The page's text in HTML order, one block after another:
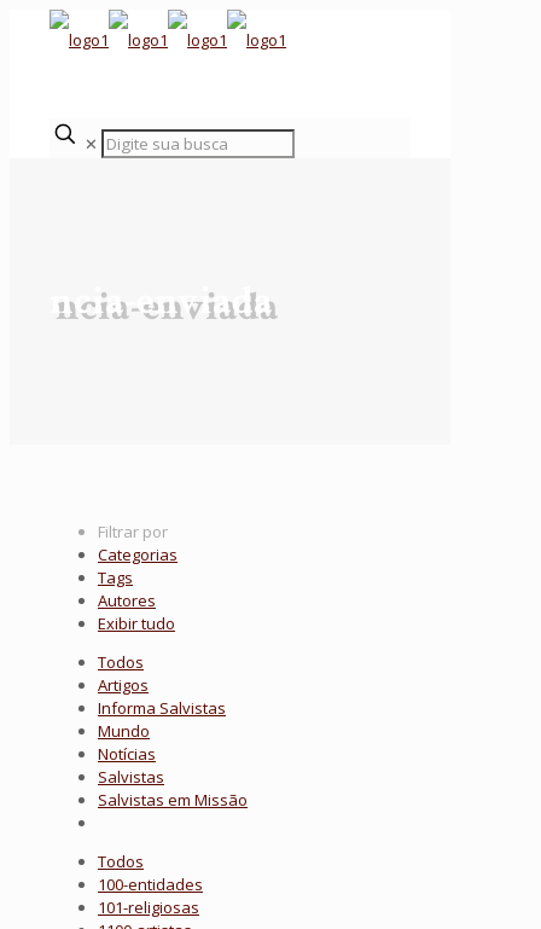
✕
ncia-enviada
Filtrar por
Categorias
Tags
Autores
Exibir tudo
Todos
Artigos
Informa Salvistas
Mundo
Notícias
Salvistas
Salvistas em Missão
Todos
100-entidades
101-religiosas